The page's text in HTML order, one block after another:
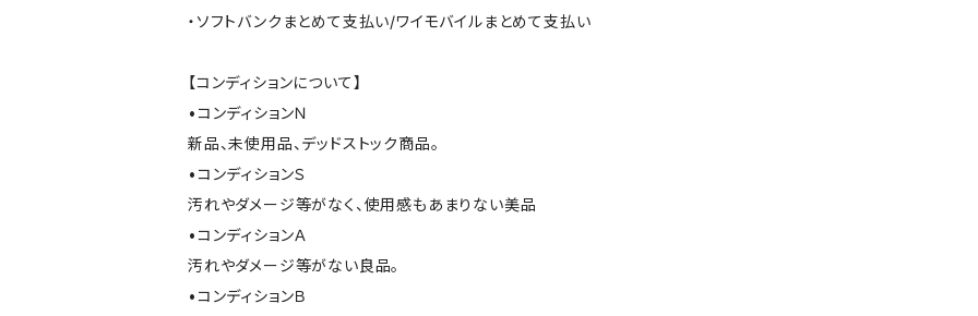
・ソフトバンクまとめて支払い/ワイモバイルまとめて支払い
【コンディションについて】
•コンディションＮ
新品、未使用品、デッドストック商品。
•コンディションＳ
汚れやダメージ等がなく、使用感もあまりない美品
•コンディションＡ
汚れやダメージ等がない良品。
•コンディションＢ